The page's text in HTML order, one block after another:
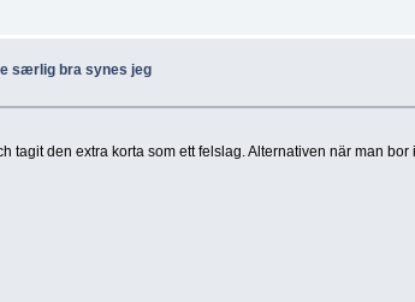
særlig bra synes jeg
tagit den extra korta som ett felslag. Alternativen när man